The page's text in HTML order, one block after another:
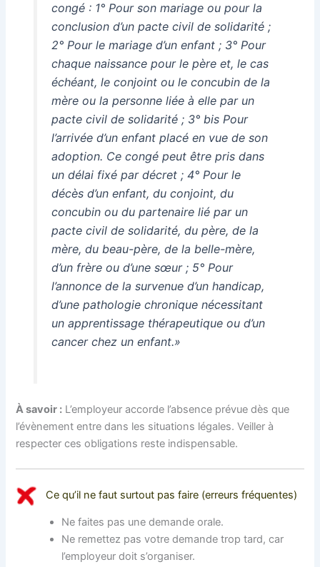
congé : 1° Pour son mariage ou pour la
conclusion d’un pacte civil de solidarité ;
2° Pour le mariage d’un enfant ; 3° Pour
chaque naissance pour le père et, le cas
échéant, le conjoint ou le concubin de la
mère ou la personne liée à elle par un
pacte civil de solidarité ; 3° bis Pour
l’arrivée d’un enfant placé en vue de son
adoption. Ce congé peut être pris dans
un délai fixé par décret ; 4° Pour le
décès d’un enfant, du conjoint, du
concubin ou du partenaire lié par un
pacte civil de solidarité, du père, de la
mère, du beau-père, de la belle-mère,
d’un frère ou d’une sœur ; 5° Pour
l’annonce de la survenue d’un handicap,
d’une pathologie chronique nécessitant
un apprentissage thérapeutique ou d’un
cancer chez un enfant.»
À savoir : L’employeur accorde l’absence prévue dès que
l’évènement entre dans les situations légales. Veiller à
respecter ces obligations reste indispensable.
Ce qu’il ne faut surtout pas faire (erreurs fréquentes)
Ne faites pas une demande orale.
Ne remettez pas votre demande trop tard, car
l’employeur doit s’organiser.